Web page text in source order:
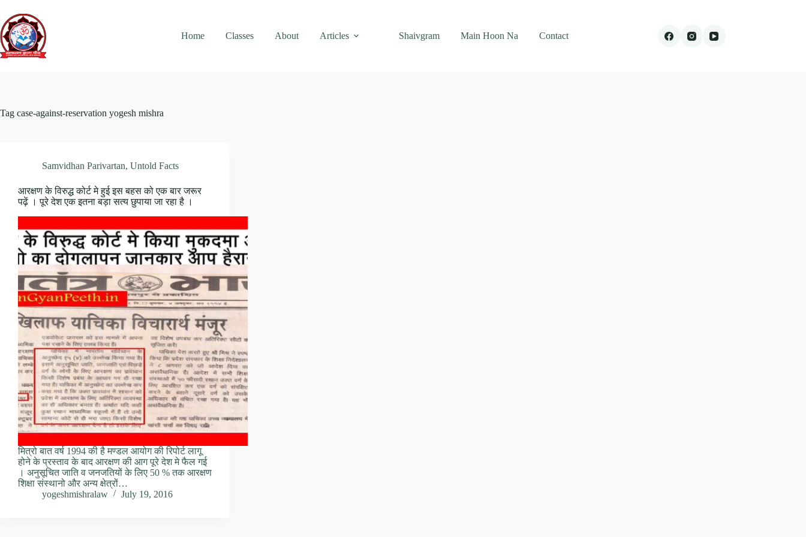
content
Home
Classes About Articles Shaivgram Main Hoon Na Contact
Tag case-against-reservation yogesh mishra
Samvidhan Parivartan, Untold Facts
आरक्षण के विरुद्ध कोर्ट मे हुई इस बहस को एक बार जरूर
पढ़ें । पूरे देश एक इतना बड़ा सत्य छुपाया जा रहा है ।
मित्रो बात वर्ष 1994 की है मण्डल आयोग की रिपोर्ट लागू
होने के प्रस्ताव के बाद आरक्षण की आग पूरे देश मे फैल गई
। अनुसूचित जाति व जनजतियों के लिए 50 % तक आरक्षण
शिक्षा संस्थानो और अन्य क्षेत्रों…
yogeshmishralaw
July 19, 2016